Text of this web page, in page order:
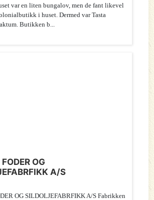
var en liten bungalov, men de fant likevel
i huset. Dermed var Tasta
Butikken b...
OG
A/S
OG SILDOLJEFABRFIKK A/S Fabrikken